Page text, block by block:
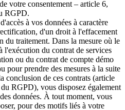
votre consentement – article 6,
RGPD.
à vos données à caractère
d'un droit à l'effacement
du traitement. Dans la mesure où le
l'exécution du contrat de services
ou du contrat de compte démo
pour prendre des mesures à la suite
conclusion de ces contrats (article
RGPD), vous disposez également
données. À tout moment, vous
pour des motifs liés à votre